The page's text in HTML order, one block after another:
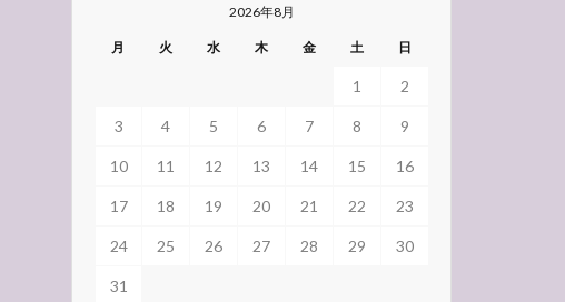
2026年8月
月 火 水 木 金 土 日
1 2
3 4 5 6 7 8 9
10 11 12 13 14 15 16
17 18 19 20 21 22 23
24 25 26 27 28 29 30
31